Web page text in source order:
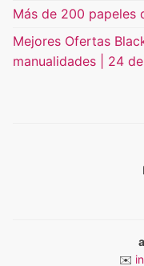
Más de 200 papeles
Mejores Ofertas
manualidades | 24
✉️